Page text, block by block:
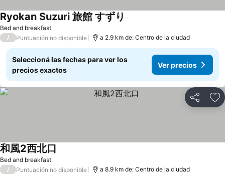
Bed and breakfast
Ryokan Suzuri 旅館 すずり
/ Puntuación no disponible a 2.9 km de: Centro de la ciudad
Seleccioná las fechas para ver los
precios exactos
Ver precios
Compartir
Bed and breakfast
和風2西北口
/ Puntuación no disponible a 8.9 km de: Centro de la ciudad